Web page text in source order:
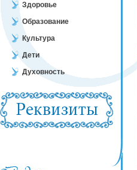
Здоровье
Образование
Культура
Дети
Духовность